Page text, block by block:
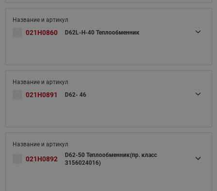
021H0860 D62L-H-40 Теплообменник
021H0891 D62- 46
021H0892
D62-50 Теплообменник(пр. класс
3156024016)